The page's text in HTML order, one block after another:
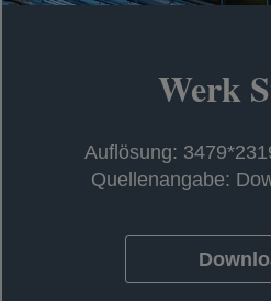
Werk
Auflösung:
Quellenangabe:
wird in einer